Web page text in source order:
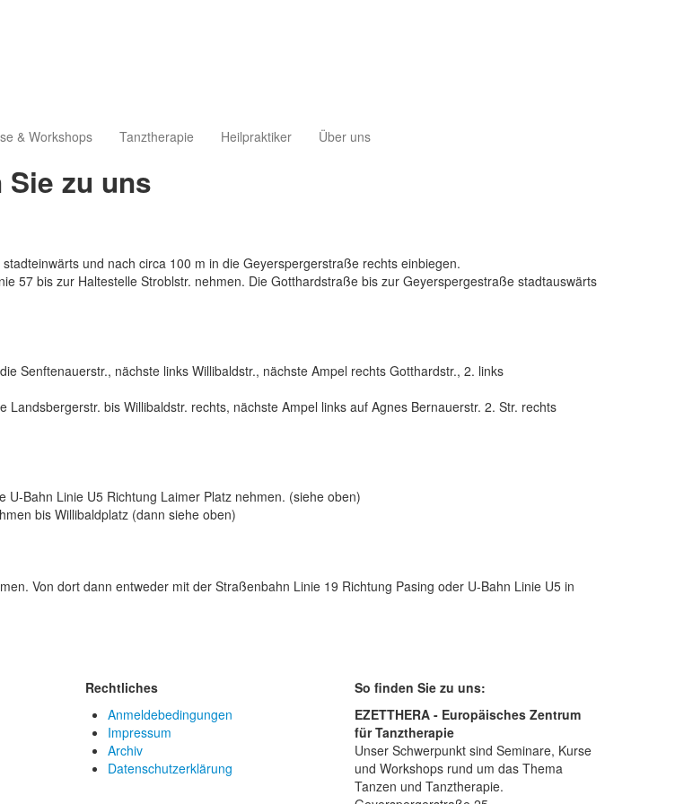
& Workshops Tanztherapie Heilpraktiker Über uns
zu uns
und nach circa 100 m in die Geyerspergerstraße rechts einbiegen.
57 bis zur Haltestelle Stroblstr. nehmen. Die Gotthardstraße bis zur Geyerspergestraße stadtauswärts
Senftenauerstr., nächste links Willibaldstr., nächste Ampel rechts Gotthardstr., 2. links
bis Willibaldstr. rechts, nächste Ampel links auf Agnes Bernauerstr. 2. Str. rechts
Bahn Linie U5 Richtung Laimer Platz nehmen. (siehe oben)
bis Willibaldplatz (dann siehe oben)
Von dort dann entweder mit der Straßenbahn Linie 19 Richtung Pasing oder U-Bahn Linie U5 in
Rechtliches
Anmeldebedingungen
Impressum
Archiv
Datenschutzerklärung
So finden Sie zu uns:
EZETTHERA - Europäisches Zentrum
für Tanztherapie
Unser Schwerpunkt sind Seminare, Kurse
und Workshops rund um das Thema
Tanzen und Tanztherapie.